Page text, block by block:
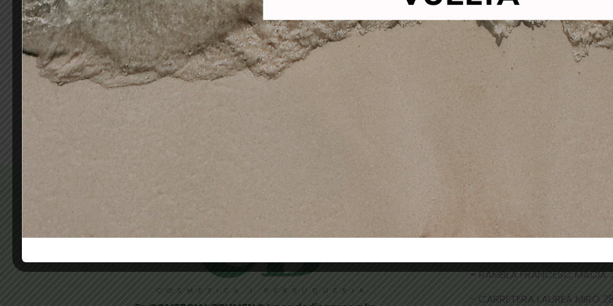
KIT LIMAS UÑAS AG ANIMAL
NAIL FILES 6 UNIDADES
18,00€14,90 €
Añadir al carrito
PINCEL ACRÍLICO KOLINSKY Nº2
POLLIE-pincel uñas acrílicas
3,50€ 2,69
Añadir al carrito
BRUMEN NAILS POLVO
ACRÍLICO CLEAR
15,00 11,90€
Añadir al carrito
TIENDAS FÍSICAS
-RAMBLA FRANCESC
- CARRETERA LAUREÀ MIRÓ